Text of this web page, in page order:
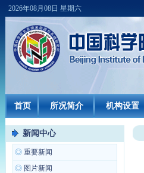
2026年08月08日 星期六
首页 所况简介 机构设置
新闻中心
◎ 重要新闻
◎ 图片新闻